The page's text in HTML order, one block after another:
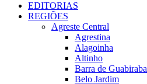
EDITORIAS
REGIÕES
Agreste Central
Agrestina
Alagoinha
Altinho
Barra de Guabiraba
Belo Jardim